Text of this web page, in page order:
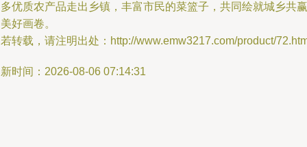
优质农产品走出乡镇，丰富市民的菜篮子，共同绘就城乡共赢
好画卷。
转载，请注明出处：http://www.emw3217.com/product/
时间：2026-08-06 07:14:31